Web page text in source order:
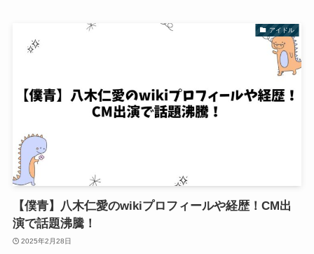
アイドル
【僕青】八木仁愛のwikiプロフィールや経歴！CM出
演で話題沸騰！
2025年2月28日